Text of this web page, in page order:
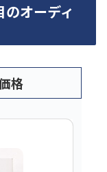
オーディ
格